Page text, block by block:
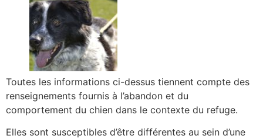
Toutes les informations ci-dessus tiennent compte des
renseignements fournis à l’abandon et du
comportement du chien dans le contexte du refuge.
Elles sont susceptibles d’être différentes au sein d’une